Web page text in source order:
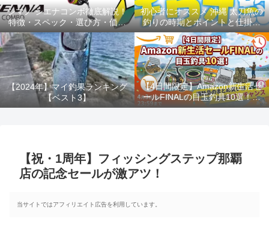
シマノ シエナコンボ徹底解説！
特徴・スペック・選び方・価格
を完全網羅
初心者にオススメ 沖縄 太刀魚の
釣りの時期とポイントと仕掛け
ルアー釣り
【2024年】マイ釣果ランキング
【ベスト3】
【4日間限定】Amazon新生活セ
ールFINALの目玉釣具10選！消
耗品のまとめ買いは今がラスト
【祝・1周年】フィッシングステップ那覇
店の記念セールが激アツ！
当サイトではアフィリエイト広告を利用しています。